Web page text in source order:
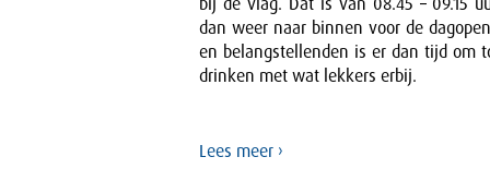
dan weer naar binnen voor de
en belangstellenden is er dan tijd om
drinken met wat lekkers erbij.
Lees meer ›